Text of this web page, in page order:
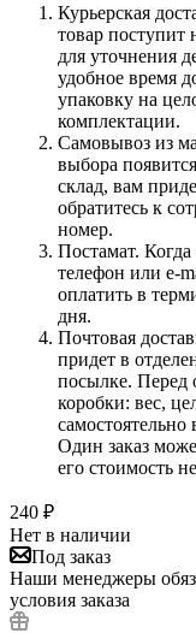
Курьерская
товар поступит
для уточнения
удобное время
упаковку на
комплектации.
Самовывоз из
выбора
склад, вам
обратитесь к
номер.
Постамат. Когда
телефон или e-
оплатить в
дня.
Почтовая
придет в
посылке. Перед
коробки: вес,
самостоятельно
Один заказ
его стоимость
240 ₽
Нет в наличии
Под заказ
Наши менеджеры
условия заказа